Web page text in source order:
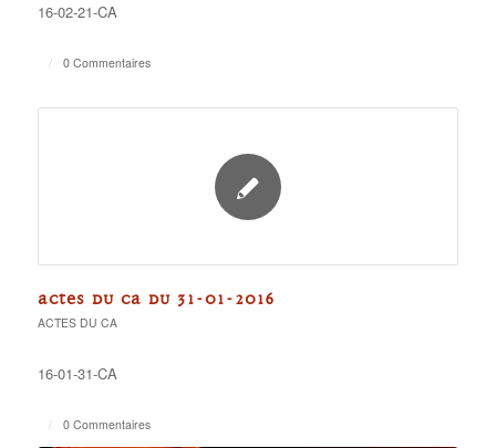
16-02-21-CA
/ 0 Commentaires
ACTES DU CA DU 31-01-2016
ACTES DU CA
16-01-31-CA
/ 0 Commentaires